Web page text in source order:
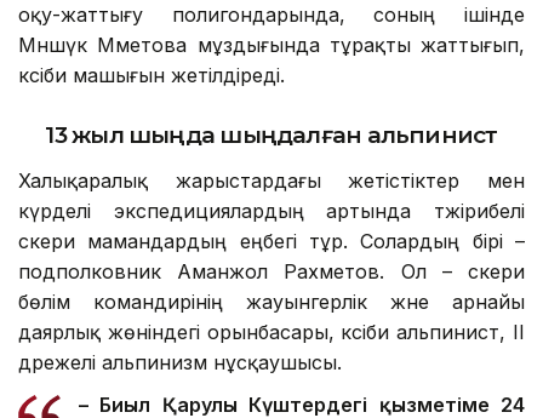
оқу-жаттығу полигондарында, соның ішінде
Мәншүк Мәметова мұздығында тұрақты жаттығып,
кәсіби машығын жетілдіреді.
13 жыл шыңда шыңдалған альпинист
Халықаралық жарыстардағы жетістіктер мен
күрделі экспедициялардың артында тәжірибелі
әскери мамандардың еңбегі тұр. Солардың бірі –
подполковник Аманжол Рахметов. Ол – әскери
бөлім командирінің жауынгерлік және арнайы
даярлық жөніндегі орынбасары, кәсіби альпинист, ІІ
дәрежелі альпинизм нұсқаушысы.
– Биыл Қарулы Күштердегі қызметіме 24